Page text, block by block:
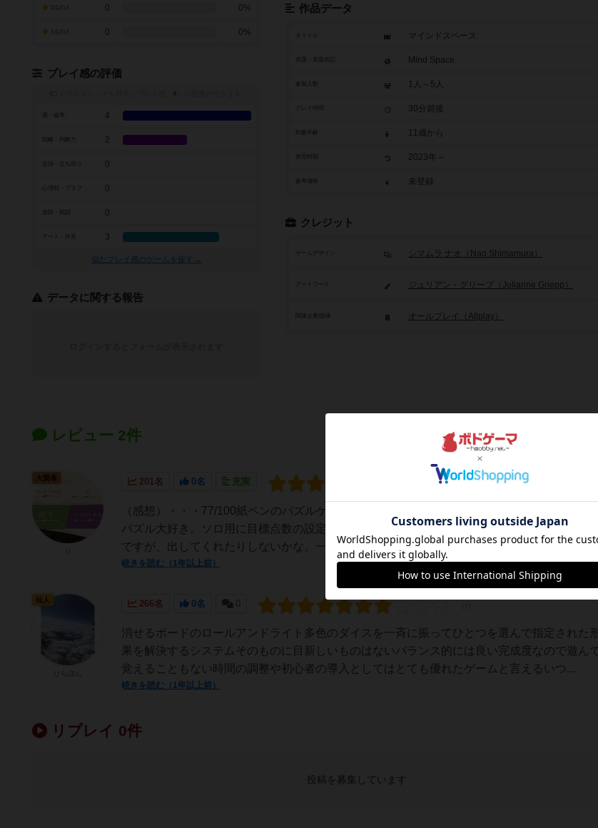
作品データ
タイトル マインドスペース
Mind Space
参加人数 1人～5人
30分前後
11歳から
2023年～
参考価格 未登録
クレジット
ゲームデザイン シマムラ ナオ（Nao Shimamura）
アートワーク ジュリアン・グリープ（Julianne Griepp）
オールプレイ（Allplay）
0 0%
0 0%
プレイ感の評価
※
4
戦略・判断力 2
0
0
0
アート・外見 3
似たプレイ感のゲームを探す→
データに関する報告
レビュー 2件
201名 0名 充実
（感想）・・・77/100紙ペンのパズルゲー。退勤後に仕事から頭を切り替えるためにソロプ
パズル大好き。ソロ用に目標点数の設定や追加目標（点数とは関係のないもの）があると尚
ですが、出してくれたりしないかな。一度レビューしてから「いや、もっと好きだ...
続きを読む（1年以上前）
大賢者
266名 0名 0
消せるボードのロールアンドライト多色のダイスを一斉に振ってひとつを選んで指定された
果を解決するシステムそのものに目新しいものはないバランス的には良い完成度なので遊ん
覚えることもない時間の調整や初心者の導入としてはとても優れたゲームと言えるいつ...
続きを読む（1年以上前）
仙人
リプレイ 0件
投稿を募集しています